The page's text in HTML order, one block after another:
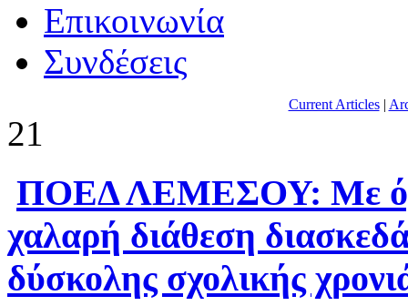
Επικοινωνία
Συνδέσεις
Current Articles|
21
ΠΟΕΔ ΛΕΜΕΣΟΥ: Με
χαλαρή διάθεση
δύσκολης σχολικής